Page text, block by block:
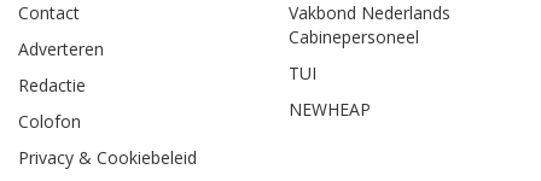
Contact
Adverteren
Redactie
Colofon
Privacy & Cookiebeleid
Vakbond Nederlands
Cabinepersoneel
TUI
NEWHEAP